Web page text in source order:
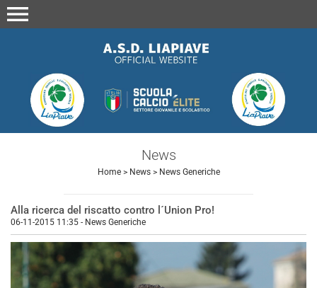
menu
News
Home> News> News Generiche
Alla ricerca del riscatto contro l´Union Pro!
06-11-2015 11:35 - News Generiche